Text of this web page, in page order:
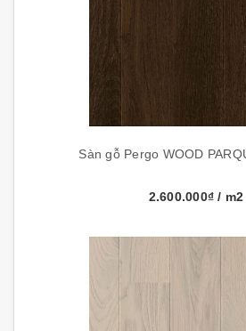
Sàn gỗ Pergo WOOD
2.600.000₫/ m2